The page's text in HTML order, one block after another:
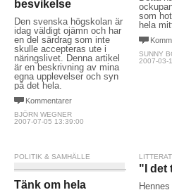
besvikelse
Den svenska högskolan är
idag väldigt ojämn och har
en del särdrag som inte
skulle accepteras ute i
näringslivet. Denna artikel
är en beskrivning av mina
egna upplevelser och syn
på det hela.
Kommentarer
BJÖRN WEGNER
2007-07-05 13:39:00
som
hela
SUNNY
2007-03-
POLITIK & SAMHÄLLE
Tänk om hela
"I det